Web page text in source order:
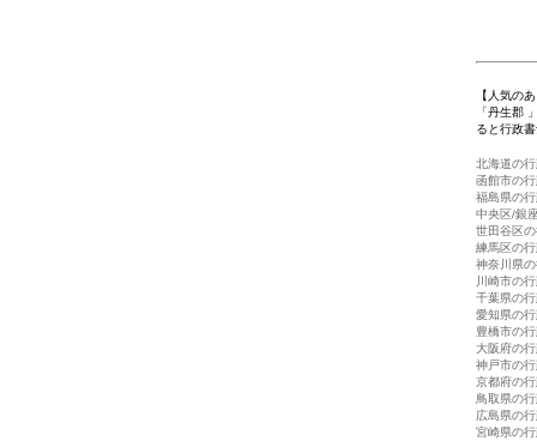
【人気の
「丹生郡
ると行政
北海道の
函館市の
福島県の
中央区/銀
世田谷区
練馬区の
神奈川県
川崎市の
千葉県の
愛知県の
豊橋市の
大阪府の
神戸市の
京都府の
鳥取県の
広島県の
宮崎県の